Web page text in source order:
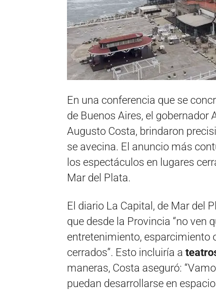
En una conferencia que se
de Buenos Aires, el
Augusto Costa, brindaron
se avecina. El anuncio más
los espectáculos en lugares
Mar del Plata.
El diario La Capital, de Mar del
que desde la Provincia “no ven
entretenimiento, esparcimiento
cerrados”. Esto incluiría a
maneras, Costa aseguró:
puedan desarrollarse en